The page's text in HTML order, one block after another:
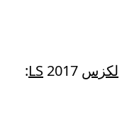
لكزس LS
2017: